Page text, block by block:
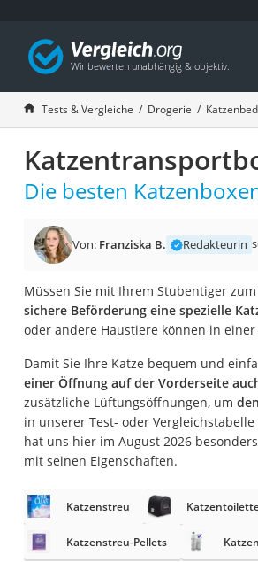
Tests & Vergleiche Drogerie
Die besten
Von: Franziska B. Redakteurin
Müssen Sie mit Ihrem Stubentiger
sichere Beförderung eine spezielle
oder andere Haustiere können in
Damit Sie Ihre Katze bequem und
einer Öffnung auf der Vorderseite
zusätzliche Lüftungsöffnungen, um
in unserer Test- oder
hat uns hier im August 2026
mit seinen Eigenschaften.
Katzenstreu
Katzenstreu-Pellets